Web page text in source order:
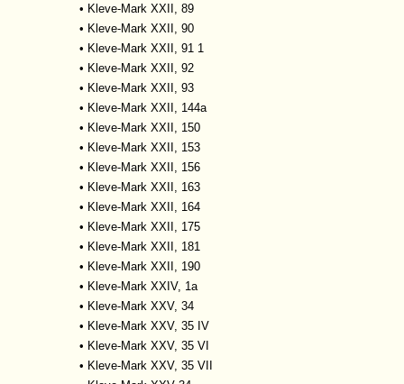
• Kleve-Mark XXII, 89
• Kleve-Mark XXII, 90
• Kleve-Mark XXII, 91 1
• Kleve-Mark XXII, 92
• Kleve-Mark XXII, 93
• Kleve-Mark XXII, 144a
• Kleve-Mark XXII, 150
• Kleve-Mark XXII, 153
• Kleve-Mark XXII, 156
• Kleve-Mark XXII, 163
• Kleve-Mark XXII, 164
• Kleve-Mark XXII, 175
• Kleve-Mark XXII, 181
• Kleve-Mark XXII, 190
• Kleve-Mark XXIV, 1a
• Kleve-Mark XXV, 34
• Kleve-Mark XXV, 35 IV
• Kleve-Mark XXV, 35 VI
• Kleve-Mark XXV, 35 VII